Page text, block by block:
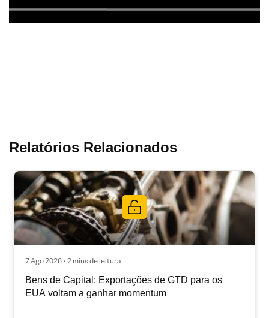
Relatórios Relacionados
7 Ago 2026 • 2 mins de leitura
Bens de Capital: Exportações de GTD para os
EUA voltam a ganhar momentum